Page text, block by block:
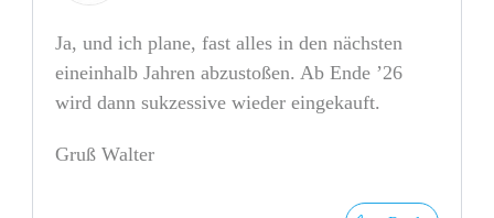
Ja, und ich plane, fast alles in den nächsten
eineinhalb Jahren abzustoßen. Ab Ende ’26
wird dann sukzessive wieder eingekauft.
Gruß Walter